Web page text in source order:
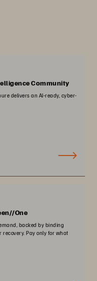
Community
delivers an AI-ready, cyber-
One
backed by binding
Pay only for what